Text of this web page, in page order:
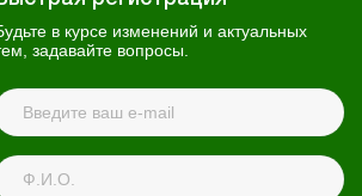
в курсе изменений и актуальных
задавайте вопросы.